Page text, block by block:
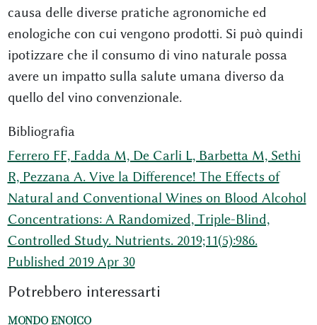
causa delle diverse pratiche agronomiche ed
enologiche con cui vengono prodotti. Si può quindi
ipotizzare che il consumo di vino naturale possa
avere un impatto sulla salute umana diverso da
quello del vino convenzionale.
Bibliografia
Ferrero FF, Fadda M, De Carli L, Barbetta M, Sethi
R, Pezzana A. Vive la Difference! The Effects of
Natural and Conventional Wines on Blood Alcohol
Concentrations: A Randomized, Triple-Blind,
Controlled Study. Nutrients. 2019;11(5):986.
Published 2019 Apr 30
Potrebbero interessarti
MONDO ENOICO